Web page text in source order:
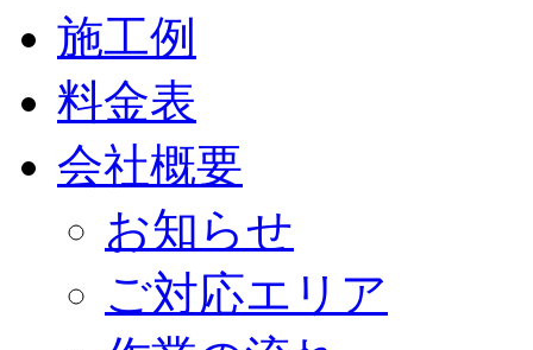
施工例
料金表
会社概要
お知らせ
ご対応エリア